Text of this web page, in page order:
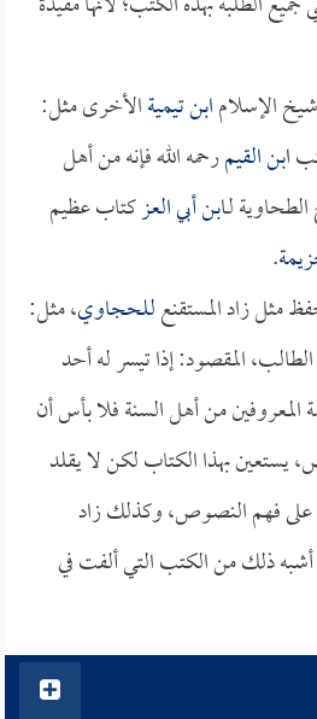
الإسلامابن تيميةالأخرى مثل:
ابن القيمرحمه الله فإنه من أهل
لـابن أبي العزكتاب عظيم
.
مثل زاد المستقنعللحجاوي، مثل:
المقصود: إذا تيسر له أحد
المعروفين من أهل السنة فلا بأس أن
يستعين بهذا الكتاب لكن لا يقلد
على فهم النصوص، وكذلك زاد
أشبه ذلك من الكتب التي ألفت في